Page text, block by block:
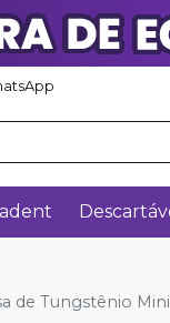
de Tungstênio